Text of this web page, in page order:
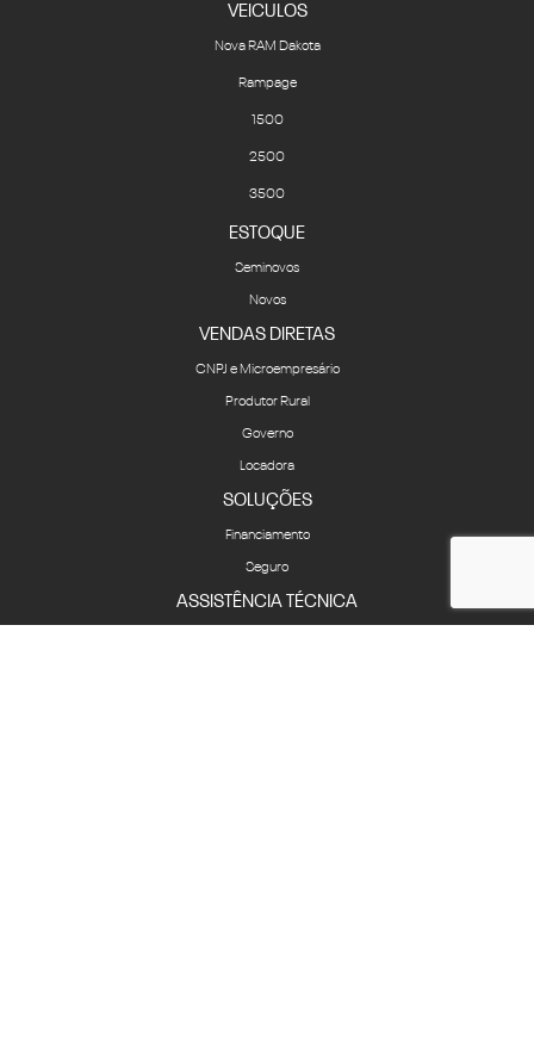
VEICULOS
Nova RAM Dakota
Rampage
1500
2500
3500
ESTOQUE
Seminovos
Novos
VENDAS DIRETAS
CNPJ e Microempresário
Produtor Rural
Governo
Locadora
SOLUÇÕES
Financiamento
Seguro
ASSISTÊNCIA TÉCNICA